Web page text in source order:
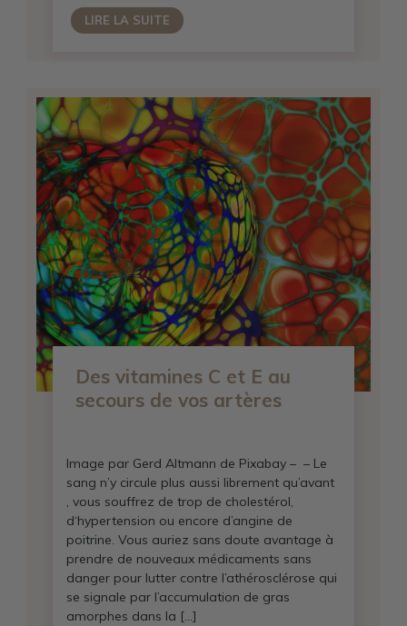
LIRE LA SUITE
Des vitamines C et E au
secours de vos artères
Image par Gerd Altmann de Pixabay – – Le
sang n’y circule plus aussi librement qu’avant
, vous souffrez de trop de cholestérol,
d‘hypertension ou encore d’angine de
poitrine. Vous auriez sans doute avantage à
prendre de nouveaux médicaments sans
danger pour lutter contre l’athérosclérose qui
se signale par l’accumulation de gras
amorphes dans la […]